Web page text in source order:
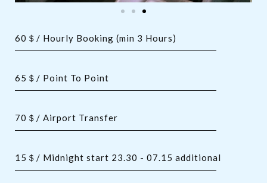
60＄/ Hourly Booking (min 3 Hours)
65＄/ Point To Point
70＄/ Airport Transfer
15＄/ Midnight start 23.30 - 07.15 additional